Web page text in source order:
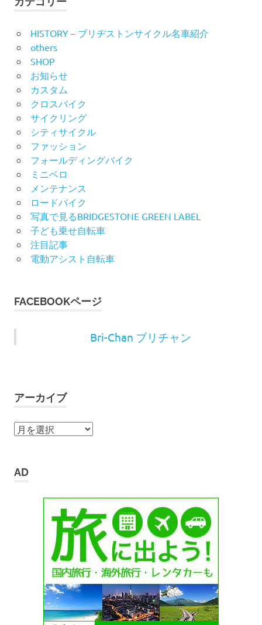
HISTORY – ブリヂストンサイクル名車紹介
others
SHOP
お知らせ
カスタム
クロスバイク
サイクリング
シティサイクル
ファッション
フォールディングバイク
ミニベロ
メンテナンス
ロードバイク
写真で見るBRIDGESTONE GREEN LABEL
子ども乗せ自転車
注目記事
電動アシスト自転車
FACEBOOKページ
Bri-Chan ブリチャン
アーカイブ
ア
イ
AD